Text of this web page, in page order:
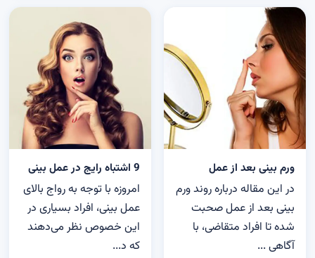
ورم بینی بعد از عمل
در این مقاله درباره روند ورم
بینی بعد از عمل صحبت
شده تا افراد متقاضی، با
آگاهی ...
9 اشتباه رایج در عمل بینی
امروزه با توجه به رواج بالای
عمل بینی، افراد بسیاری در
این خصوص نظر می‌دهند
که د...